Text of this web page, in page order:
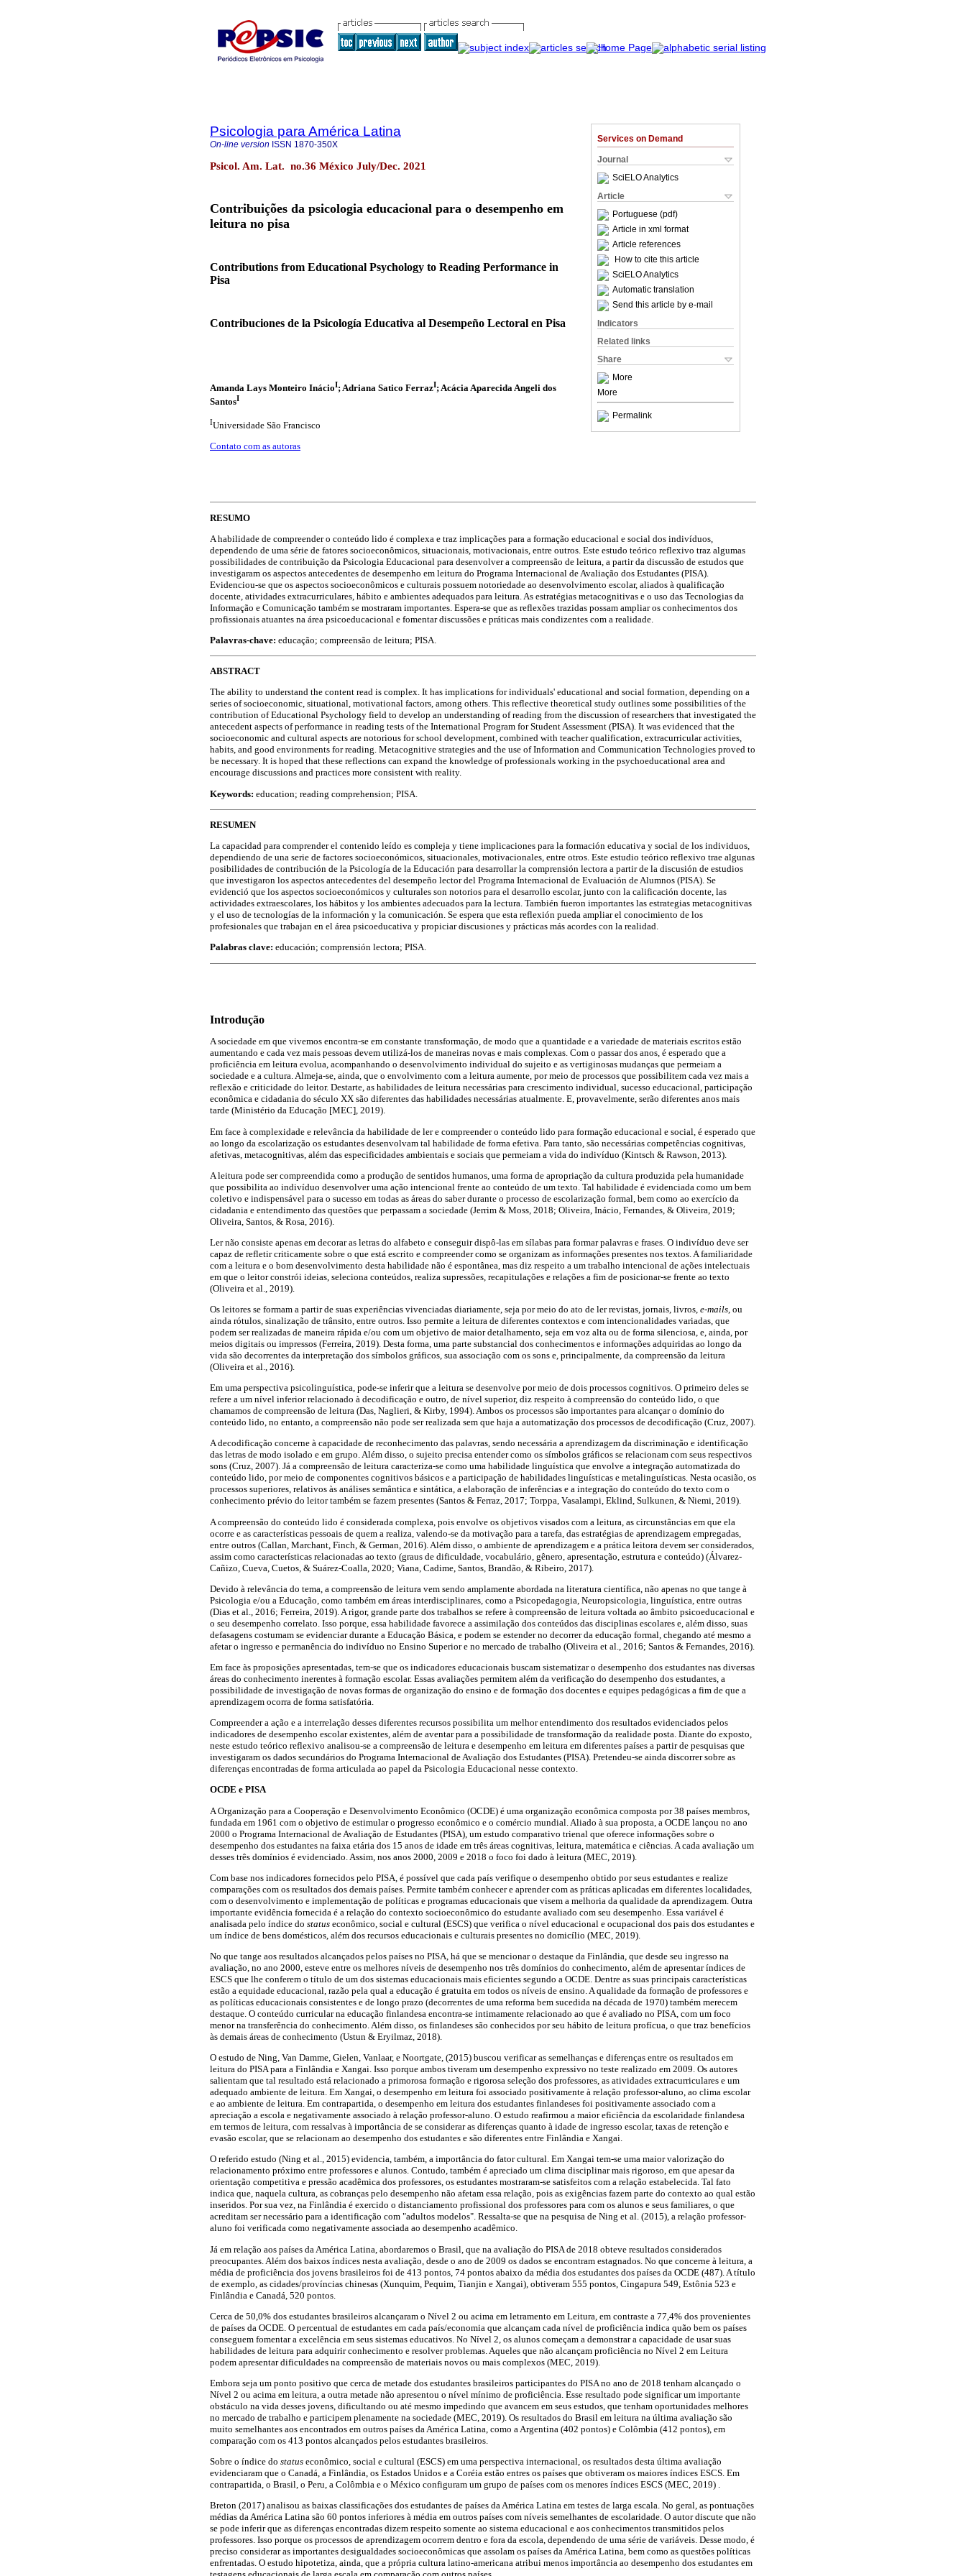
Services on Demand
Journal
SciELO Analytics
Article
Portuguese (pdf)
Article in xml format
Article references
How to cite this article
SciELO Analytics
Automatic translation
Send this article by e-mail
Indicators
Related links
Share
More
More
Permalink
Psicologia para América Latina
On-line version ISSN 1870-350X
Psicol. Am. Lat. no.36 México July/Dec. 2021
Contribuições da psicologia educacional para o desempenho em
leitura no pisa
Contributions from Educational Psychology to Reading Performance in
Pisa
Contribuciones de la Psicología Educativa al Desempeño Lectoral en Pisa
Amanda Lays Monteiro InácioI; Adriana Satico FerrazI; Acácia Aparecida Angeli dos
SantosI
IUniversidade São Francisco
Contato com as autoras
RESUMO
A habilidade de compreender o conteúdo lido é complexa e traz implicações para a formação educacional e social dos indivíduos,
dependendo de uma série de fatores socioeconômicos, situacionais, motivacionais, entre outros. Este estudo teórico reflexivo traz algumas
possibilidades de contribuição da Psicologia Educacional para desenvolver a compreensão de leitura, a partir da discussão de estudos que
investigaram os aspectos antecedentes de desempenho em leitura do Programa Internacional de Avaliação dos Estudantes (PISA).
Evidenciou-se que os aspectos socioeconômicos e culturais possuem notoriedade ao desenvolvimento escolar, aliados à qualificação
docente, atividades extracurriculares, hábito e ambientes adequados para leitura. As estratégias metacognitivas e o uso das Tecnologias da
Informação e Comunicação também se mostraram importantes. Espera-se que as reflexões trazidas possam ampliar os conhecimentos dos
profissionais atuantes na área psicoeducacional e fomentar discussões e práticas mais condizentes com a realidade.
Palavras-chave: educação; compreensão de leitura; PISA.
ABSTRACT
The ability to understand the content read is complex. It has implications for individuals' educational and social formation, depending on a
series of socioeconomic, situational, motivational factors, among others. This reflective theoretical study outlines some possibilities of the
contribution of Educational Psychology field to develop an understanding of reading from the discussion of researchers that investigated the
antecedent aspects of performance in reading tests of the International Program for Student Assessment (PISA). It was evidenced that the
socioeconomic and cultural aspects are notorious for school development, combined with teacher qualification, extracurricular activities,
habits, and good environments for reading. Metacognitive strategies and the use of Information and Communication Technologies proved to
be necessary. It is hoped that these reflections can expand the knowledge of professionals working in the psychoeducational area and
encourage discussions and practices more consistent with reality.
Keywords: education; reading comprehension; PISA.
RESUMEN
La capacidad para comprender el contenido leído es compleja y tiene implicaciones para la formación educativa y social de los individuos,
dependiendo de una serie de factores socioeconómicos, situacionales, motivacionales, entre otros. Este estudio teórico reflexivo trae algunas
posibilidades de contribución de la Psicología de la Educación para desarrollar la comprensión lectora a partir de la discusión de estudios
que investigaron los aspectos antecedentes del desempeño lector del Programa Internacional de Evaluación de Alumnos (PISA). Se
evidenció que los aspectos socioeconómicos y culturales son notorios para el desarrollo escolar, junto con la calificación docente, las
actividades extraescolares, los hábitos y los ambientes adecuados para la lectura. También fueron importantes las estrategias metacognitivas
y el uso de tecnologías de la información y la comunicación. Se espera que esta reflexión pueda ampliar el conocimiento de los
profesionales que trabajan en el área psicoeducativa y propiciar discusiones y prácticas más acordes con la realidad.
Palabras clave: educación; comprensión lectora; PISA.
Introdução
A sociedade em que vivemos encontra-se em constante transformação, de modo que a quantidade e a variedade de materiais escritos estão
aumentando e cada vez mais pessoas devem utilizá-los de maneiras novas e mais complexas. Com o passar dos anos, é esperado que a
proficiência em leitura evolua, acompanhando o desenvolvimento individual do sujeito e as vertiginosas mudanças que permeiam a
sociedade e a cultura. Almeja-se, ainda, que o envolvimento com a leitura aumente, por meio de processos que possibilitem cada vez mais a
reflexão e criticidade do leitor. Destarte, as habilidades de leitura necessárias para crescimento individual, sucesso educacional, participação
econômica e cidadania do século XX são diferentes das habilidades necessárias atualmente. E, provavelmente, serão diferentes anos mais
tarde (Ministério da Educação [MEC], 2019).
Em face à complexidade e relevância da habilidade de ler e compreender o conteúdo lido para formação educacional e social, é esperado que
ao longo da escolarização os estudantes desenvolvam tal habilidade de forma efetiva. Para tanto, são necessárias competências cognitivas,
afetivas, metacognitivas, além das especificidades ambientais e sociais que permeiam a vida do indivíduo (Kintsch & Rawson, 2013).
A leitura pode ser compreendida como a produção de sentidos humanos, uma forma de apropriação da cultura produzida pela humanidade
que possibilita ao indivíduo desenvolver uma ação intencional frente ao conteúdo de um texto. Tal habilidade é evidenciada como um bem
coletivo e indispensável para o sucesso em todas as áreas do saber durante o processo de escolarização formal, bem como ao exercício da
cidadania e entendimento das questões que perpassam a sociedade (Jerrim & Moss, 2018; Oliveira, Inácio, Fernandes, & Oliveira, 2019;
Oliveira, Santos, & Rosa, 2016).
Ler não consiste apenas em decorar as letras do alfabeto e conseguir dispô-las em sílabas para formar palavras e frases. O indivíduo deve ser
capaz de refletir criticamente sobre o que está escrito e compreender como se organizam as informações presentes nos textos. A familiaridade
com a leitura e o bom desenvolvimento desta habilidade não é espontânea, mas diz respeito a um trabalho intencional de ações intelectuais
em que o leitor constrói ideias, seleciona conteúdos, realiza supressões, recapitulações e relações a fim de posicionar-se frente ao texto
(Oliveira et al., 2019).
Os leitores se formam a partir de suas experiências vivenciadas diariamente, seja por meio do ato de ler revistas, jornais, livros, e-mails, ou
ainda rótulos, sinalização de trânsito, entre outros. Isso permite a leitura de diferentes contextos e com intencionalidades variadas, que
podem ser realizadas de maneira rápida e/ou com um objetivo de maior detalhamento, seja em voz alta ou de forma silenciosa, e, ainda, por
meios digitais ou impressos (Ferreira, 2019). Desta forma, uma parte substancial dos conhecimentos e informações adquiridas ao longo da
vida são decorrentes da interpretação dos símbolos gráficos, sua associação com os sons e, principalmente, da compreensão da leitura
(Oliveira et al., 2016).
Em uma perspectiva psicolinguística, pode-se inferir que a leitura se desenvolve por meio de dois processos cognitivos. O primeiro deles se
refere a um nível inferior relacionado à decodificação e outro, de nível superior, diz respeito à compreensão do conteúdo lido, o que
chamamos de compreensão de leitura (Das, Naglieri, & Kirby, 1994). Ambos os processos são importantes para alcançar o domínio do
conteúdo lido, no entanto, a compreensão não pode ser realizada sem que haja a automatização dos processos de decodificação (Cruz, 2007).
A decodificação concerne à capacidade de reconhecimento das palavras, sendo necessária a aprendizagem da discriminação e identificação
das letras de modo isolado e em grupo. Além disso, o sujeito precisa entender como os símbolos gráficos se relacionam com seus respectivos
sons (Cruz, 2007). Já a compreensão de leitura caracteriza-se como uma habilidade linguística que envolve a integração automatizada do
conteúdo lido, por meio de componentes cognitivos básicos e a participação de habilidades linguísticas e metalinguísticas. Nesta ocasião, os
processos superiores, relativos às análises semântica e sintática, a elaboração de inferências e a integração do conteúdo do texto com o
conhecimento prévio do leitor também se fazem presentes (Santos & Ferraz, 2017; Torppa, Vasalampi, Eklind, Sulkunen, & Niemi, 2019).
A compreensão do conteúdo lido é considerada complexa, pois envolve os objetivos visados com a leitura, as circunstâncias em que ela
ocorre e as características pessoais de quem a realiza, valendo-se da motivação para a tarefa, das estratégias de aprendizagem empregadas,
entre outros (Callan, Marchant, Finch, & German, 2016). Além disso, o ambiente de aprendizagem e a prática leitora devem ser considerados,
assim como características relacionadas ao texto (graus de dificuldade, vocabulário, gênero, apresentação, estrutura e conteúdo) (Álvarez-
Cañizo, Cueva, Cuetos, & Suárez-Coalla, 2020; Viana, Cadime, Santos, Brandão, & Ribeiro, 2017).
Devido à relevância do tema, a compreensão de leitura vem sendo amplamente abordada na literatura científica, não apenas no que tange à
Psicologia e/ou a Educação, como também em áreas interdisciplinares, como a Psicopedagogia, Neuropsicologia, linguística, entre outras
(Dias et al., 2016; Ferreira, 2019). A rigor, grande parte dos trabalhos se refere à compreensão de leitura voltada ao âmbito psicoeducacional e
o seu desempenho correlato. Isso porque, essa habilidade favorece a assimilação dos conteúdos das disciplinas escolares e, além disso, suas
defasagens costumam se evidenciar durante a Educação Básica, e podem se estender no decorrer da educação formal, chegando até mesmo a
afetar o ingresso e permanência do indivíduo no Ensino Superior e no mercado de trabalho (Oliveira et al., 2016; Santos & Fernandes, 2016).
Em face às proposições apresentadas, tem-se que os indicadores educacionais buscam sistematizar o desempenho dos estudantes nas diversas
áreas do conhecimento inerentes à formação escolar. Essas avaliações permitem além da verificação do desempenho dos estudantes, a
possibilidade de investigação de novas formas de organização do ensino e de formação dos docentes e equipes pedagógicas a fim de que a
aprendizagem ocorra de forma satisfatória.
Compreender a ação e a interrelação desses diferentes recursos possibilita um melhor entendimento dos resultados evidenciados pelos
indicadores de desempenho escolar existentes, além de aventar para a possibilidade de transformação da realidade posta. Diante do exposto,
neste estudo teórico reflexivo analisou-se a compreensão de leitura e desempenho em leitura em diferentes países a partir de pesquisas que
investigaram os dados secundários do Programa Internacional de Avaliação dos Estudantes (PISA). Pretendeu-se ainda discorrer sobre as
diferenças encontradas de forma articulada ao papel da Psicologia Educacional nesse contexto.
OCDE e PISA
A Organização para a Cooperação e Desenvolvimento Econômico (OCDE) é uma organização econômica composta por 38 países membros,
fundada em 1961 com o objetivo de estimular o progresso econômico e o comércio mundial. Aliado à sua proposta, a OCDE lançou no ano
2000 o Programa Internacional de Avaliação de Estudantes (PISA), um estudo comparativo trienal que oferece informações sobre o
desempenho dos estudantes na faixa etária dos 15 anos de idade em três áreas cognitivas, leitura, matemática e ciências. A cada avaliação um
desses três domínios é evidenciado. Assim, nos anos 2000, 2009 e 2018 o foco foi dado à leitura (MEC, 2019).
Com base nos indicadores fornecidos pelo PISA, é possível que cada país verifique o desempenho obtido por seus estudantes e realize
comparações com os resultados dos demais países. Permite também conhecer e aprender com as práticas aplicadas em diferentes localidades,
com o desenvolvimento e implementação de políticas e programas educacionais que visem a melhoria da qualidade da aprendizagem. Outra
importante evidência fornecida é a relação do contexto socioeconômico do estudante avaliado com seu desempenho. Essa variável é
analisada pelo índice do status econômico, social e cultural (ESCS) que verifica o nível educacional e ocupacional dos pais dos estudantes e
um índice de bens domésticos, além dos recursos educacionais e culturais presentes no domicílio (MEC, 2019).
No que tange aos resultados alcançados pelos países no PISA, há que se mencionar o destaque da Finlândia, que desde seu ingresso na
avaliação, no ano 2000, esteve entre os melhores níveis de desempenho nos três domínios do conhecimento, além de apresentar índices de
ESCS que lhe conferem o título de um dos sistemas educacionais mais eficientes segundo a OCDE. Dentre as suas principais características
estão a equidade educacional, razão pela qual a educação é gratuita em todos os níveis de ensino. A qualidade da formação de professores e
as políticas educacionais consistentes e de longo prazo (decorrentes de uma reforma bem sucedida na década de 1970) também merecem
destaque. O conteúdo curricular na educação finlandesa encontra-se intimamente relacionado ao que é avaliado no PISA, com um foco
menor na transferência do conhecimento. Além disso, os finlandeses são conhecidos por seu hábito de leitura profícua, o que traz benefícios
às demais áreas de conhecimento (Ustun & Eryilmaz, 2018).
O estudo de Ning, Van Damme, Gielen, Vanlaar, e Noortgate, (2015) buscou verificar as semelhanças e diferenças entre os resultados em
leitura do PISA para a Finlândia e Xangai. Isso porque ambos tiveram um desempenho expressivo no teste realizado em 2009. Os autores
salientam que tal resultado está relacionado a primorosa formação e rigorosa seleção dos professores, as atividades extracurriculares e um
adequado ambiente de leitura. Em Xangai, o desempenho em leitura foi associado positivamente à relação professor-aluno, ao clima escolar
e ao ambiente de leitura. Em contrapartida, o desempenho em leitura dos estudantes finlandeses foi positivamente associado com a
apreciação a escola e negativamente associado à relação professor-aluno. O estudo reafirmou a maior eficiência da escolaridade finlandesa
em termos de leitura, com ressalvas à importância de se considerar as diferenças quanto à idade de ingresso escolar, taxas de retenção e
evasão escolar, que se relacionam ao desempenho dos estudantes e são diferentes entre Finlândia e Xangai.
O referido estudo (Ning et al., 2015) evidencia, também, a importância do fator cultural. Em Xangai tem-se uma maior valorização do
relacionamento próximo entre professores e alunos. Contudo, também é apreciado um clima disciplinar mais rigoroso, em que apesar da
orientação competitiva e pressão acadêmica dos professores, os estudantes mostraram-se satisfeitos com a relação estabelecida. Tal fato
indica que, naquela cultura, as cobranças pelo desempenho não afetam essa relação, pois as exigências fazem parte do contexto ao qual estão
inseridos. Por sua vez, na Finlândia é exercido o distanciamento profissional dos professores para com os alunos e seus familiares, o que
acreditam ser necessário para a identificação com "adultos modelos". Ressalta-se que na pesquisa de Ning et al. (2015), a relação professor-
aluno foi verificada como negativamente associada ao desempenho acadêmico.
Já em relação aos países da América Latina, abordaremos o Brasil, que na avaliação do PISA de 2018 obteve resultados considerados
preocupantes. Além dos baixos índices nesta avaliação, desde o ano de 2009 os dados se encontram estagnados. No que concerne à leitura, a
média de proficiência dos jovens brasileiros foi de 413 pontos, 74 pontos abaixo da média dos estudantes dos países da OCDE (487). A título
de exemplo, as cidades/províncias chinesas (Xunquim, Pequim, Tianjin e Xangai), obtiveram 555 pontos, Cingapura 549, Estônia 523 e
Finlândia e Canadá, 520 pontos.
Cerca de 50,0% dos estudantes brasileiros alcançaram o Nível 2 ou acima em letramento em Leitura, em contraste a 77,4% dos provenientes
de países da OCDE. O percentual de estudantes em cada país/economia que alcançam cada nível de proficiência indica quão bem os países
conseguem fomentar a excelência em seus sistemas educativos. No Nível 2, os alunos começam a demonstrar a capacidade de usar suas
habilidades de leitura para adquirir conhecimento e resolver problemas. Aqueles que não alcançam proficiência no Nível 2 em Leitura
podem apresentar dificuldades na compreensão de materiais novos ou mais complexos (MEC, 2019).
Embora seja um ponto positivo que cerca de metade dos estudantes brasileiros participantes do PISA no ano de 2018 tenham alcançado o
Nível 2 ou acima em leitura, a outra metade não apresentou o nível mínimo de proficiência. Esse resultado pode significar um importante
obstáculo na vida desses jovens, dificultando ou até mesmo impedindo que avancem em seus estudos, que tenham oportunidades melhores
no mercado de trabalho e participem plenamente na sociedade (MEC, 2019). Os resultados do Brasil em leitura na última avaliação são
muito semelhantes aos encontrados em outros países da América Latina, como a Argentina (402 pontos) e Colômbia (412 pontos), em
comparação com os 413 pontos alcançados pelos estudantes brasileiros.
Sobre o índice do status econômico, social e cultural (ESCS) em uma perspectiva internacional, os resultados desta última avaliação
evidenciaram que o Canadá, a Finlândia, os Estados Unidos e a Coréia estão entres os países que obtiveram os maiores índices ESCS. Em
contrapartida, o Brasil, o Peru, a Colômbia e o México configuram um grupo de países com os menores índices ESCS (MEC, 2019) .
Breton (2017) analisou as baixas classificações dos estudantes de países da América Latina em testes de larga escala. No geral, as pontuações
médias da América Latina são 60 pontos inferiores à média em outros países com níveis semelhantes de escolaridade. O autor discute que não
se pode inferir que as diferenças encontradas dizem respeito somente ao sistema educacional e aos conhecimentos transmitidos pelos
professores. Isso porque os processos de aprendizagem ocorrem dentro e fora da escola, dependendo de uma série de variáveis. Desse modo, é
preciso considerar as importantes desigualdades socioeconômicas que assolam os países da América Latina, bem como as questões políticas
enfrentadas. O estudo hipotetiza, ainda, que a própria cultura latino-americana atribui menos importância ao desempenho dos estudantes em